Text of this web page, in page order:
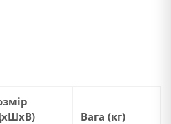
Вага (кг)